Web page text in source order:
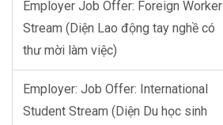
Employer Job Offer: Foreign Worker
Stream (Diện Lao động tay nghề có
thư mời làm việc)
Employer: Job Offer: International
Student Stream (Diện Du học sinh